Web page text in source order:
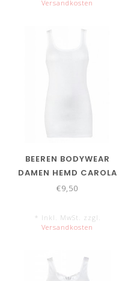
Versandkosten
BEEREN BODYWEAR
DAMEN HEMD CAROLA
€9,50
* Inkl. MwSt. zzgl.
Versandkosten